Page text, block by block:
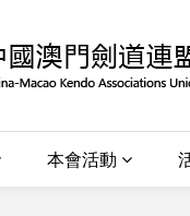
本會活動